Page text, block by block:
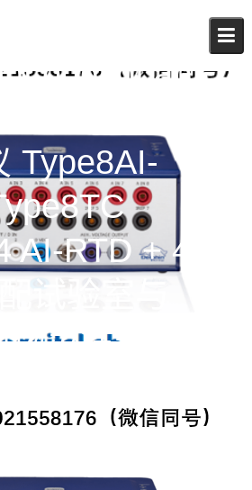
Type8AI-
AI-RTD + 4
试验室与
场灵活采集
同